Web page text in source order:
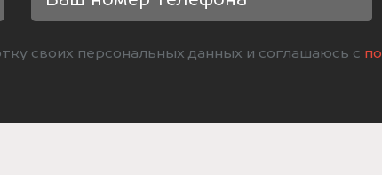
своих персональных данных и соглашаюсь с